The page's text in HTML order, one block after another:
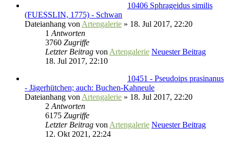
10406 Sphrageidus similis
(FUESSLIN, 1775) - Schwan
Dateianhang von Artengalerie » 18. Jul 2017, 22:20
1 Antworten
3760 Zugriffe
Letzter Beitrag von Artengalerie Neuester Beitrag
18. Jul 2017, 22:10
10451 - Pseudoips prasinanus
- Jägerhütchen; auch: Buchen-Kahneule
Dateianhang von Artengalerie » 18. Jul 2017, 22:20
2 Antworten
6175 Zugriffe
Letzter Beitrag von Artengalerie Neuester Beitrag
12. Okt 2021, 22:24